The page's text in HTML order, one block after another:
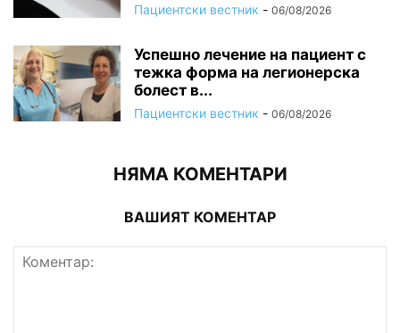
Пациентски вестник - 06/08/2026
Успешно лечение на пациент с
тежка форма на легионерска
болест в...
Пациентски вестник - 06/08/2026
НЯМА КОМЕНТАРИ
ВАШИЯТ КОМЕНТАР